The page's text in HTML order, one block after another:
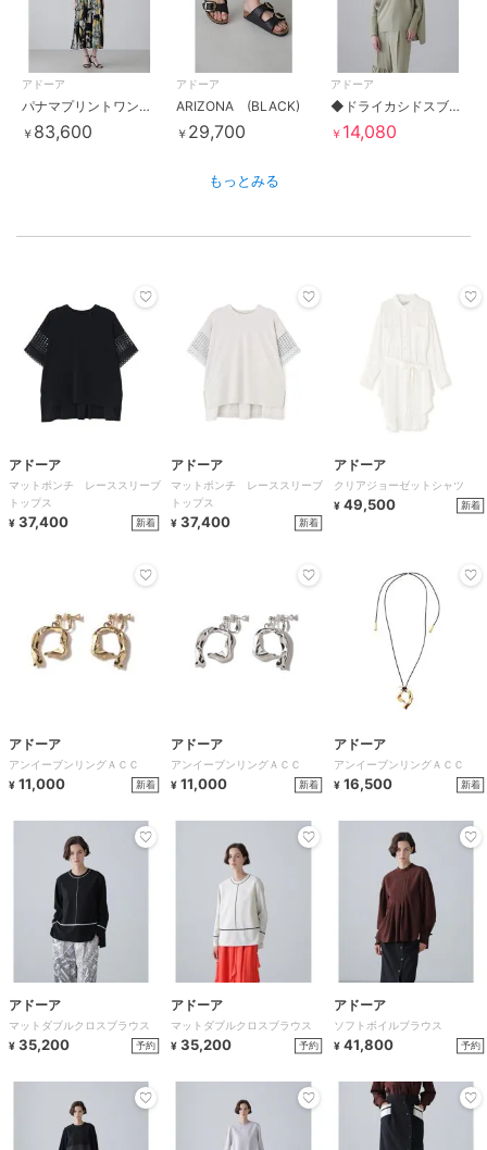
アドーア
パナマプリントワンピース
￥ 83,600
アドーア
ARIZONA (BLACK)
￥ 29,700
アドーア
◆ドライカシドスブラウス
￥ 14,080
もっとみる
アドーア
マットポンチ レーススリーブ
トップス
¥ 37,400 新着
アドーア
マットポンチ レーススリーブ
トップス
¥ 37,400 新着
アドーア
クリアジョーゼットシャツ
¥ 49,500 新着
アドーア
アンイーブンリングＡＣＣ
¥ 11,000 新着
アドーア
アンイーブンリングＡＣＣ
¥ 11,000 新着
アドーア
アンイーブンリングＡＣＣ
¥ 16,500 新着
アドーア
マットダブルクロスブラウス
¥ 35,200 予約
アドーア
マットダブルクロスブラウス
¥ 35,200 予約
アドーア
ソフトボイルブラウス
¥ 41,800 予約